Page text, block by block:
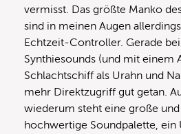
vermisst. Das größte Manko
sind in meinen Augen
Echtzeit-Controller. Gerade
Synthiesounds (und mit einem
Schlachtschiff als Urahn und
mehr Direktzugriff gut getan.
wiederum steht eine große
hochwertige Soundpalette, ein